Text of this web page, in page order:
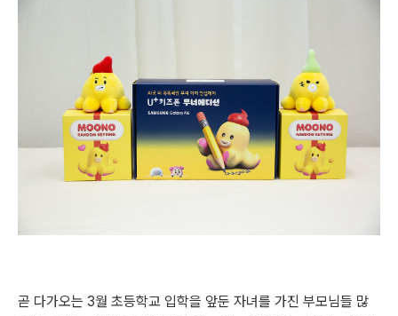
곧 다가오는 3월 초등학교 입학을 앞둔 자녀를 가진 부모님들 많